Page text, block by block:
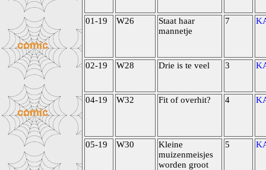
01-19 W26
Staat haar
mannetje
7
02-19 W28 Drie is te veel 3
04-19 W32 Fit of overhit? 4
05-19 W30
Kleine
muizenmeisjes
worden groot
5